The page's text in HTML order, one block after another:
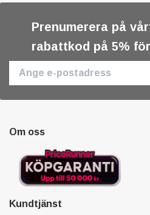
Prenumerera på
rabattkod på 5%
Om oss
Kundtjänst